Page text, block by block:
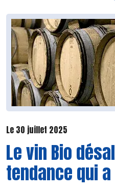
Le 30 juillet 2025
Le vin Bio
tendance qui